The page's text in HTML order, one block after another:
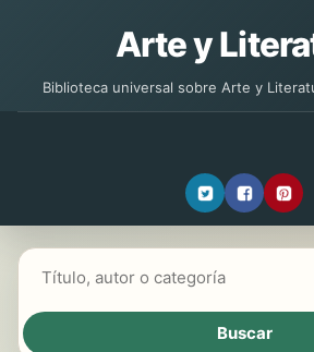
Arte y
Biblioteca universal sobre Arte y